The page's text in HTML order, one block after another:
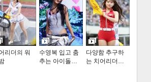
리더의 워
수영복 입고 춤
추는 아이돌…
다양함 추구하
는 치어리더…